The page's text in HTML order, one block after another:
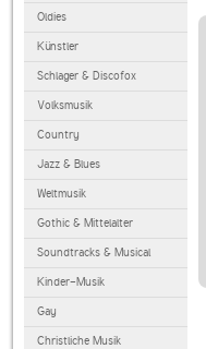
Oldies
Künstler
Schlager & Discofox
Volksmusik
Country
Jazz & Blues
Weltmusik
Gothic & Mittelalter
Soundtracks & Musical
Kinder-Musik
Gay
Christliche Musik